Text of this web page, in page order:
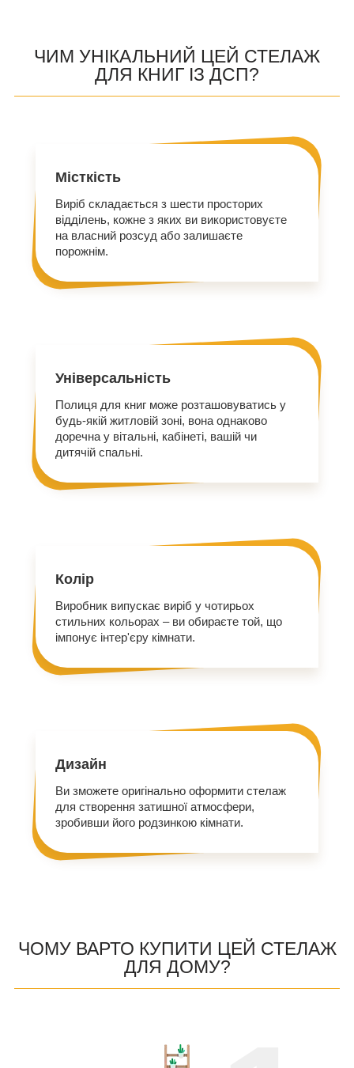
ЧИМ УНІКАЛЬНИЙ ЦЕЙ СТЕЛАЖ
ДЛЯ КНИГ ІЗ ДСП?
Місткість
Виріб складається з шести просторих
відділень, кожне з яких ви використовуєте
на власний розсуд або залишаєте
порожнім.
Універсальність
Полиця для книг може розташовуватись у
будь-якій житловій зоні, вона однаково
доречна у вітальні, кабінеті, вашій чи
дитячій спальні.
Колір
Виробник випускає виріб у чотирьох
стильних кольорах – ви обираєте той, що
імпонує інтер'єру кімнати.
Дизайн
Ви зможете оригінально оформити стелаж
для створення затишної атмосфери,
зробивши його родзинкою кімнати.
ЧОМУ ВАРТО КУПИТИ ЦЕЙ СТЕЛАЖ
ДЛЯ ДОМУ?